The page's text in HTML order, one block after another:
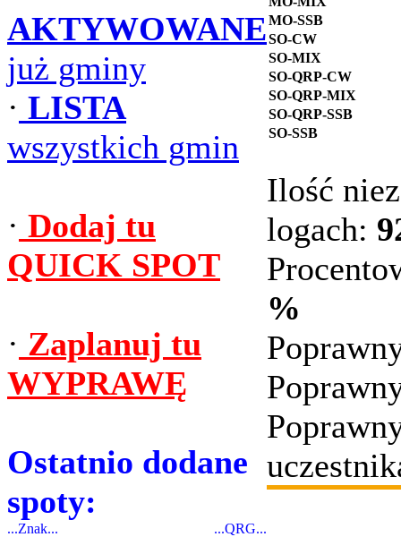
AKTYWOWANE
już gminy
· LISTA
wszystkich gmin
· Dodaj tu
QUICK SPOT
· Zaplanuj tu
WYPRAWĘ
Ostatnio dodane
spoty:
...Znak... ...QRG...
MO-SSB
SO-CW
SO-MIX
SO-QRP-CW
SO-QRP-MIX
SO-QRP-SSB
SO-SSB
Ilość
logach:
%